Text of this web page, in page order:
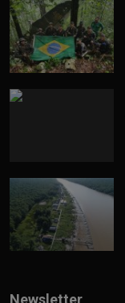
Newsletter